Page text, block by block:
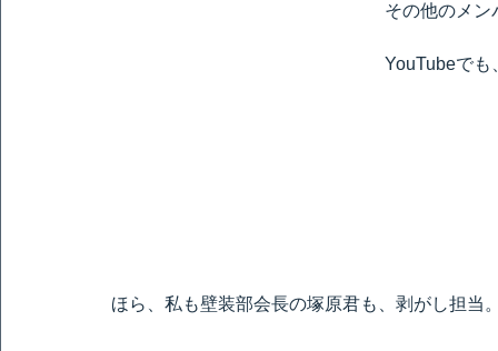
その他のメン
YouTubeでも
ほら、私も壁装部会長の塚原君も、剥がし担当